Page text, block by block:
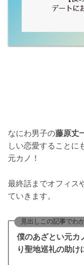
なにわ男子の藤原丈
しい恋愛することに
元カノ！
最終話までオフィス
ていきます。
見出しこの記事でわ
僕のあざとい元カ
り聖地巡礼の助け